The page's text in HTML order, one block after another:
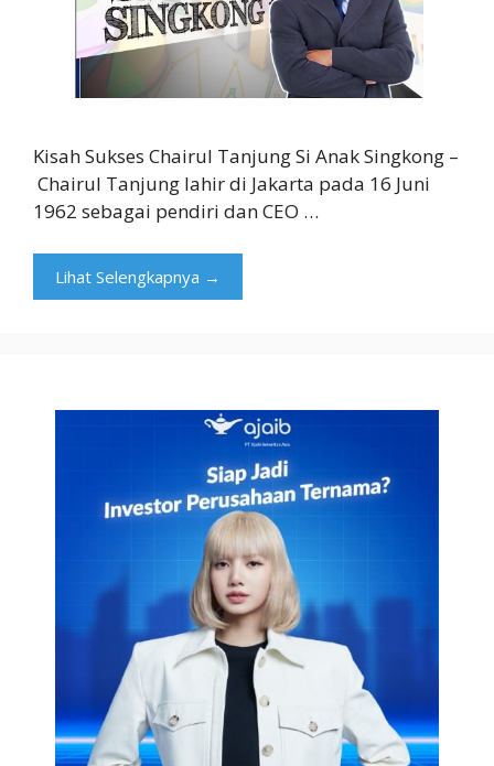
Kisah Sukses Chairul Tanjung Si Anak Singkong –
Chairul Tanjung lahir di Jakarta pada 16 Juni
1962 sebagai pendiri dan CEO …
Lihat Selengkapnya →